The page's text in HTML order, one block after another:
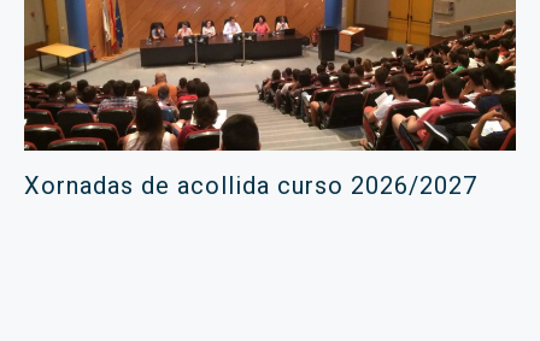
Xornadas de acollida curso 2026/2027